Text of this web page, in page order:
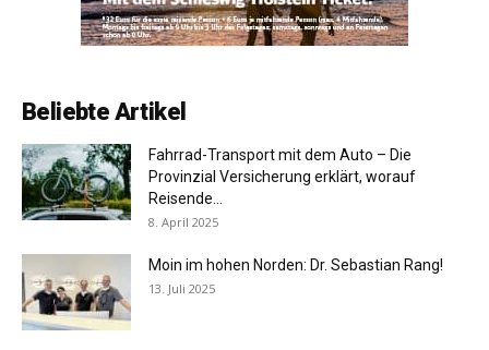
Beliebte Artikel
Fahrrad-Transport mit dem Auto – Die
Provinzial Versicherung erklärt, worauf
Reisende...
8. April 2025
Moin im hohen Norden: Dr. Sebastian Rang!
13. Juli 2025